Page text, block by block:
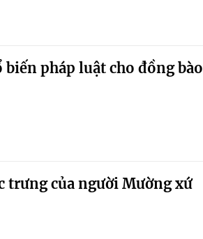
pháp luật cho đồng bào
trưng của người Mường xứ